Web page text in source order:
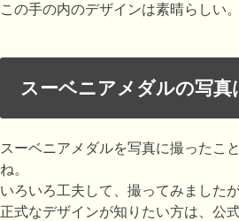
この手の内のデザインは素晴らしい。
スーベニアメダルの写
スーベニアメダルを写真に撮ったこ
ね。
いろいろ工夫して、撮ってみました
正式なデザインが知りたい方は、公